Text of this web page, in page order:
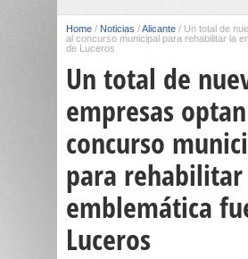
Home / Noticias /Alicante / Un total de
al concurso municipal para rehabilitar la
de Luceros
Un total de
empresas
concurso
para
emblemática
Luceros